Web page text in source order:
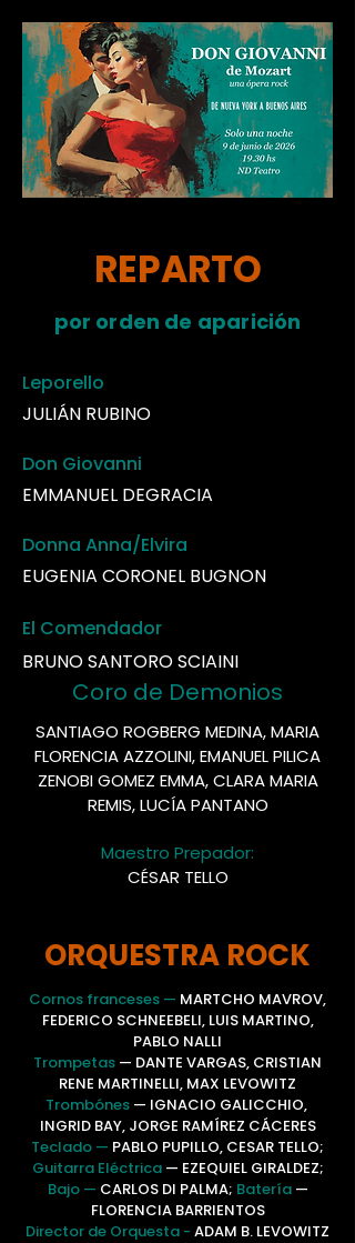
REPARTO
por orden de aparición
Leporello
JULIÁN RUBINO
Don Giovanni
EMMANUEL DEGRACIA
Donna Anna/Elvira
EUGENIA CORONEL BUGNON
El Comendador
BRUNO SANTORO SCIAINI
Coro de Demonios
SANTIAGO ROGBERG MEDINA, MARIA
FLORENCIA AZZOLINI, EMANUEL PILICA
ZENOBI GOMEZ EMMA, CLARA MARIA
REMIS, LUCÍA PANTANO
Maestro Prepador:
CÉSAR TELLO
ORQUESTRA ROCK
Cornos franceses — MARTCHO MAVROV,
FEDERICO SCHNEEBELI, LUIS MARTINO,
PABLO NALLI
Trompetas — DANTE VARGAS, CRISTIAN
RENE MARTINELLI, MAX LEVOWITZ
Trombónes— IGNACIO GALICCHIO,
INGRID BAY, JORGE RAMÍREZ CÁCERES
Teclado — PABLO PUPILLO, CESAR TELLO;
Guitarra Eléctrica— EZEQUIEL GIRALDEZ;
Bajo — CARLOS DI PALMA; Batería—
FLORENCIA BARRIENTOS
Director de Orquesta - ADAM B. LEVOWITZ